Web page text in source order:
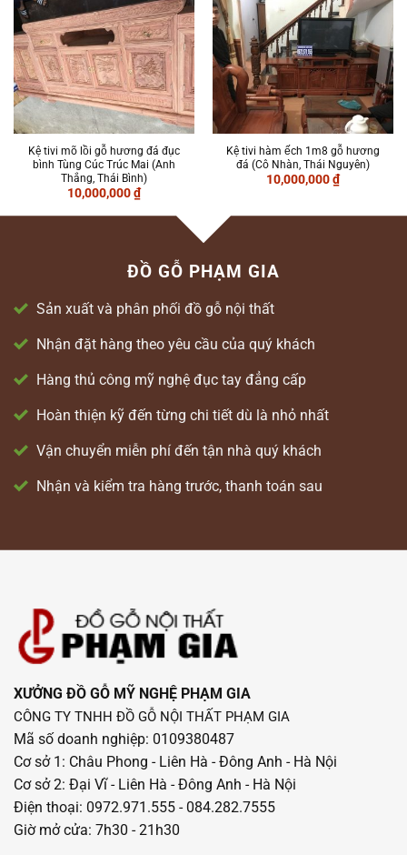
Kệ tivi mõ lồi gỗ hương đá đục
bình Tùng Cúc Trúc Mai (Anh
Thắng, Thái Bình)
10,000,000₫
Kệ tivi hàm ếch 1m8 gỗ hương
đá (Cô Nhàn, Thái Nguyên)
10,000,000₫
ĐỒ GỖ PHẠM GIA
Sản xuất và phân phối đồ gỗ nội thất
Nhận đặt hàng theo yêu cầu của quý khách
Hàng thủ công mỹ nghệ đục tay đẳng cấp
Hoàn thiện kỹ đến từng chi tiết dù là nhỏ nhất
Vận chuyển miễn phí đến tận nhà quý khách
Nhận và kiểm tra hàng trước, thanh toán sau
XƯỞNG ĐỒ GỖ MỸ NGHỆ PHẠM GIA
CÔNG TY TNHH ĐỒ GỖ NỘI THẤT PHẠM GIA
Mã số doanh nghiệp: 0109380487
Cơ sở 1: Châu Phong - Liên Hà - Đông Anh - Hà Nội
Cơ sở 2: Đại Vĩ - Liên Hà - Đông Anh - Hà Nội
Điện thoại: 0972.971.555 - 084.282.7555
Giờ mở cửa: 7h30 - 21h30